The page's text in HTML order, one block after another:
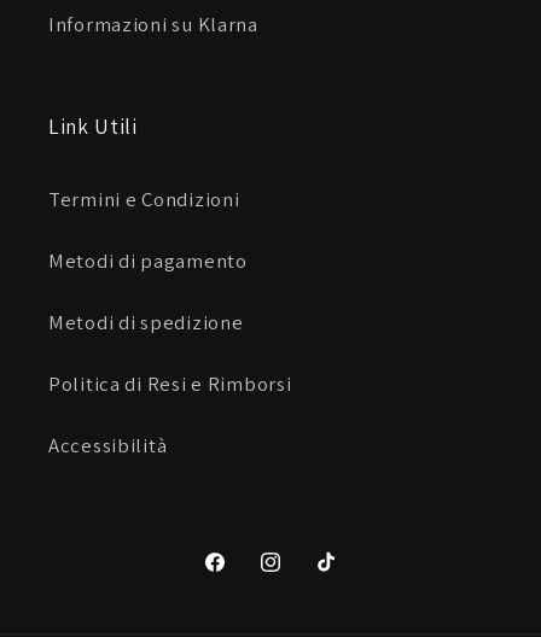
Informazioni su Klarna
Link Utili
Termini e Condizioni
Metodi di pagamento
Metodi di spedizione
Politica di Resi e Rimborsi
Accessibilità
FacebookInstagramTikTok